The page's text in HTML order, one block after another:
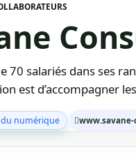
70 salariés dans ses
est d’accompagner
numérique